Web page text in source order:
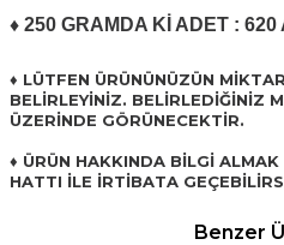
♦ 250 GRAMDA Kİ ADET : 620
♦ LÜTFEN ÜRÜNÜNÜZÜN
BELİRLEYİNİZ. BELİRLEDİĞİNİZ
ÜZERİNDE GÖRÜNECEKTİR.
♦ ÜRÜN HAKKINDA BİLGİ
HATTI İLE İRTİBATA
Benzer